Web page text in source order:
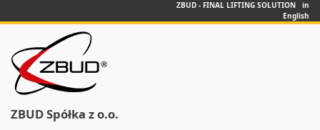
ZBUD - FINAL LIFTING SOLUTION in
English
ZBUD Spółka z o.o.